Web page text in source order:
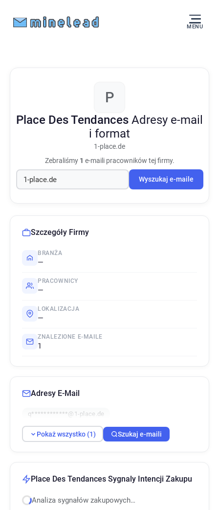
MENU
P
Place Des Tendances Adresy e-mail
i format
1-place.de
Zebraliśmy 1 e-maili pracowników tej firmy.
Wyszukaj e-maile
Szczegóły Firmy
BRANŻA
—
PRACOWNICY
—
LOKALIZACJA
—
ZNALEZIONE E-MAILE
1
Adresy E-Mail
q************@1-place.de
Pokaż wszystko (1) Szukaj e-maili
Place Des Tendances Sygnaly Intencji Zakupu
Analiza sygnałów zakupowych…